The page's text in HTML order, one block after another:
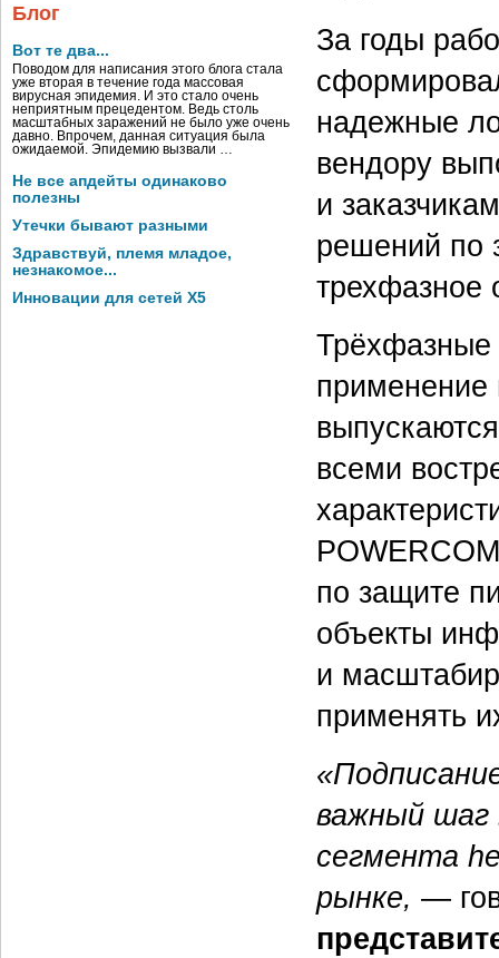
Блог
Вот те два...
Поводом для написания этого блога стала
уже вторая в течение года массовая
вирусная эпидемия. И это стало очень
неприятным прецедентом. Ведь столь
масштабных заражений не было уже очень
давно. Впрочем, данная ситуация была
ожидаемой. Эпидемию вызвали …
Не все апдейты одинаково
полезны
Утечки бывают разными
Здравствуй, племя младое,
незнакомое...
Инновации для сетей X5
За годы
надежные
вендору
и
решений по
трехфазное
применение
всеми
по защите
объекты
и
применять
важный шаг
сегмента
рынке, —